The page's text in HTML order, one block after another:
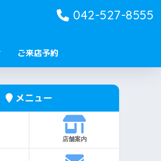
ご来店予約
042-527-8555
メニュー
店舗案内